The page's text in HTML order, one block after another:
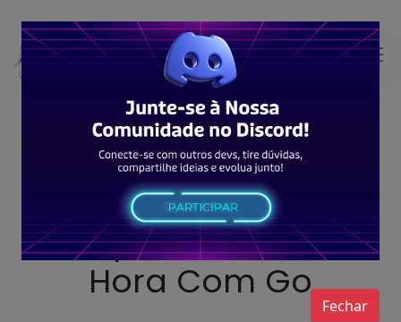
Typescript
Manipulando Data E
Hora Com Go
Fechar